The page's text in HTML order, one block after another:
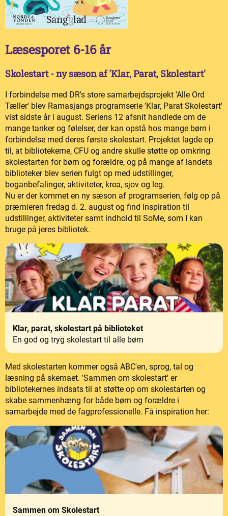
Læsesporet 6-16 år
Skolestart - ny sæson af 'Klar, Parat, Skolestart'
I forbindelse med DR's store samarbejdsprojekt 'Alle Ord
Tæller' blev Ramasjangs programserie 'Klar, Parat Skolestart'
vist sidste år i august. Seriens 12 afsnit handlede om de
mange tanker og følelser, der kan opstå hos mange børn i
forbindelse med deres første skolestart. Projektet lagde op
til, at bibliotekerne, CFU og andre skulle støtte op omkring
skolestarten for børn og forældre, og på mange af landets
biblioteker blev serien fulgt op med udstillinger,
boganbefalinger, aktiviteter, krea, sjov og leg.
Nu er der kommet en ny sæson af programserien, følg op på
præmieren fredag d. 2. august og find inspiration til
udstillinger, aktiviteter samt indhold til SoMe, som I kan
bruge på jeres bibliotek.
Klar, parat, skolestart på biblioteket
En god og tryg skolestart til alle børn
Med skolestarten kommer også ABC'en, sprog, tal og
læsning på skemaet. 'Sammen om skolestart' er
bibliotekernes indsats til at støtte op om skolestarten og
skabe sammenhæng for både børn og forældre i
samarbejde med de fagprofessionelle. Få inspiration her:
Sammen om Skolestart